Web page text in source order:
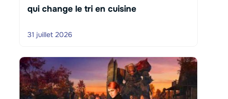
qui change le tri en cuisine
31 juillet 2026